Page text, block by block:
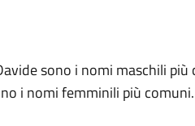
sono i nomi maschili più
i nomi femminili più comuni.